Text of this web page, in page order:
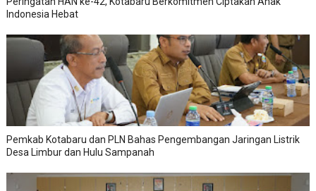
Indonesia Hebat
Pemkab Kotabaru dan PLN Bahas Pengembangan Jaringan Listrik
Desa Limbur dan Hulu Sampanah